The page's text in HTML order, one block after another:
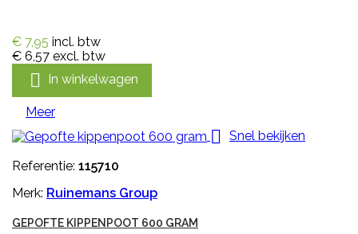
€ 7,95 incl. btw
€ 6,57 excl. btw
 In winkelwagen
Meer
 Snel bekijken
Referentie: 115710
Merk: Ruinemans Group
GEPOFTE KIPPENPOOT 600 GRAM